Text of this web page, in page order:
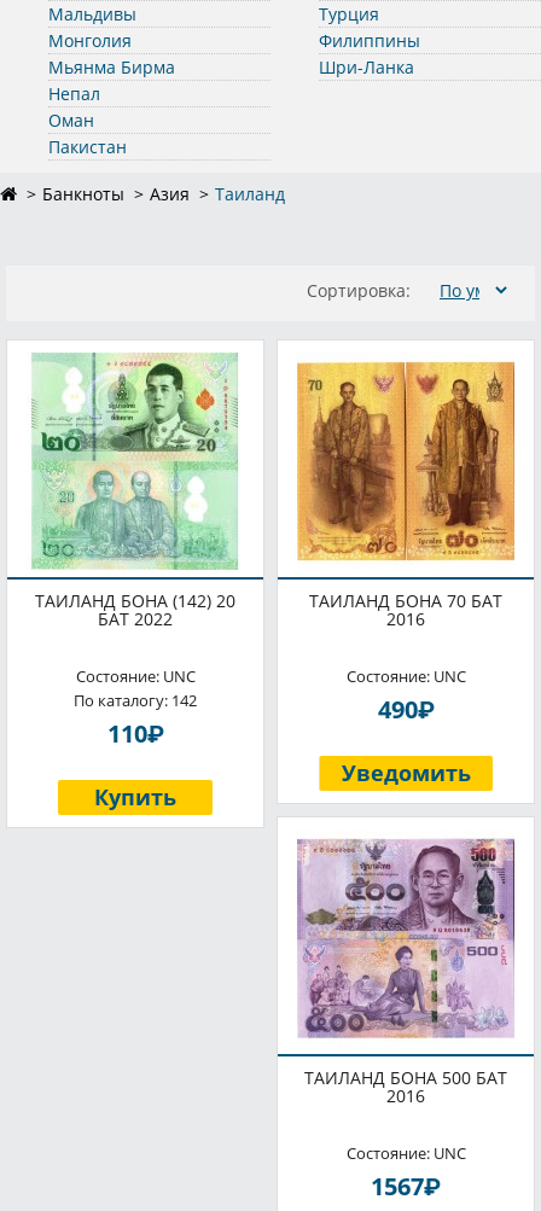
Мальдивы
Монголия
Мьянма Бирма
Непал
Оман
Пакистан
Турция
Филиппины
Шри-Ланка
Банкноты Азия Таиланд
Сортировка:
ТАИЛАНД БОНА (142) 20
БАТ 2022
Состояние: UNC
По каталогу: 142
110P
Купить
ТАИЛАНД БОНА 70 БАТ
2016
Состояние: UNC
490P
Уведомить
ТАИЛАНД БОНА 500 БАТ
2016
Состояние: UNC
1567P